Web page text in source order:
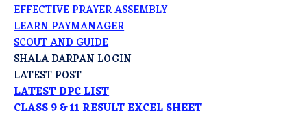
EFFECTIVE PRAYER ASSEMBLY
LEARN PAYMANAGER
SCOUT AND GUIDE
SHALA DARPAN LOGIN
LATEST POST
LATEST DPC LIST
CLASS 9 & 11 RESULT EXCEL SHEET